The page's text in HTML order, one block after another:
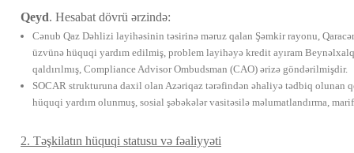
Qeyd. Hesabat dövrü ərzində:
Cənub Qaz Dəhlizi layihəsinin təsirinə məruz qalan Şəmkir rayonu,
üzvünə hüquqi yardım edilmiş, problem layihəyə kredit ayıram
qaldırılmış, Compliance Advisor Ombudsman (CAO) ərizə göndərilmişdir.
SOCAR strukturuna daxil olan Azəriqaz tərəfindən əhaliyə tədbiq olunan
hüquqi yardım olunmuş, sosial şəbəkələr vasitəsilə məlumatlandırma,
2. Təşkilatın hüquqi statusu və fəaliyyəti